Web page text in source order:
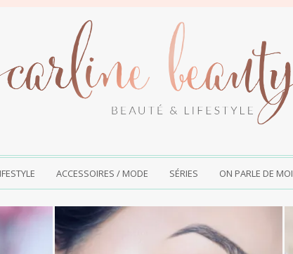
ACCESSOIRES / MODE SÉRIES ON PARLE DE MOI